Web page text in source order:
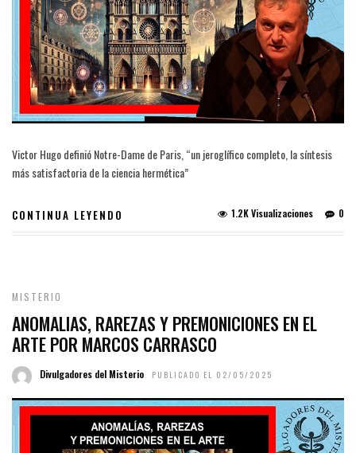
Victor Hugo definió Notre-Dame de Paris, “un jeroglífico completo, la síntesis
más satisfactoria de la ciencia hermética”
CONTINUA LEYENDO 0
1.2K Visualizaciones
MISTERIO
ANOMALIAS, RAREZAS Y PREMONICIONES EN EL
ARTE POR MARCOS CARRASCO
Divulgadores del Misterio PUBLICADO EL 02/05/2025